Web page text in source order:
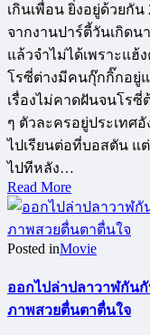
เกินเพื่อน ยิ่งอยู่ด้วยกัน
จากงานปาร์ตี้วันเกิดน
แล้วจำไม่ได้เพราะแฮ้
โรซี่ต่างมีคนกุ๊กกิ๊กอยู่
เรื่องไม่คาดฝันจนโรซี่
ๆ ตัวละครอยู่ประเทศ
ไปเรียนต่อที่บอสตัน แ
ไปทีหลัง…
Read More
Posted inMovie
ออกไปล่าปลาวาฬกันกั
ภาพสวยตื่นตาตื่นใจ